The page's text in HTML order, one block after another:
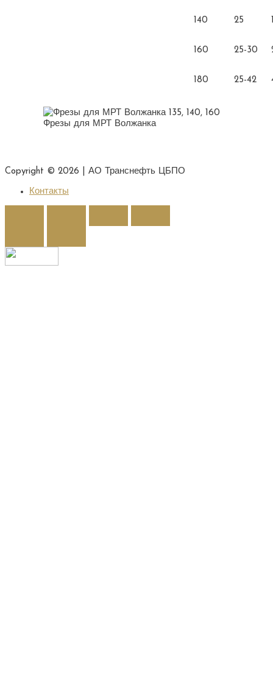
140 25
160 25-30
180 25-42
Фрезы для МРТ Волжанка
Copyright © 2026 | АО Транснефть ЦБПО
Контакты